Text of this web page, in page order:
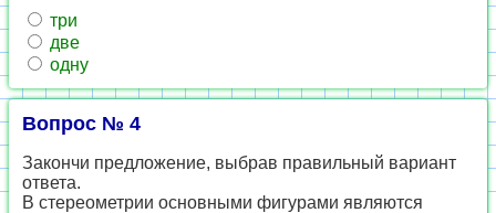
три
две
одну
Вопрос № 4
Закончи предложение, выбрав правильный вариант
ответа.
В стереометрии основными фигурами являются